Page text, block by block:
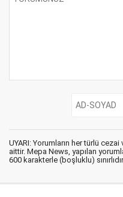
UYARI: Yorumların her türlü
aittir. Mepa News, yapılan
600 karakterle (boşluklu)